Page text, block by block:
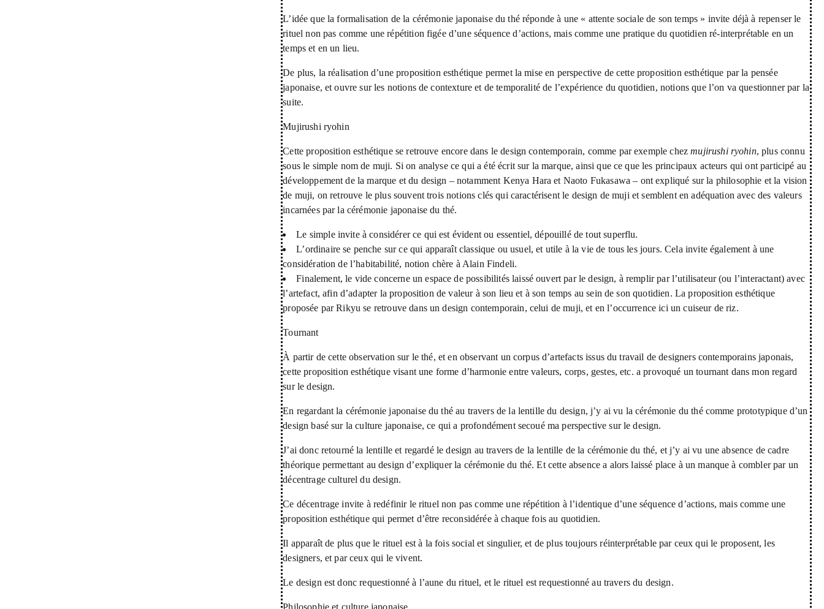
L’idée que la formalisation de la cérémonie japonaise du thé réponde à une « attente sociale de son temps » invite déjà à repenser le
rituel non pas comme une répétition figée d’une séquence d’actions, mais comme une pratique du quotidien ré-interprétable en un
temps et en un lieu.
De plus, la réalisation d’une proposition esthétique permet la mise en perspective de cette proposition esthétique par la pensée
japonaise, et ouvre sur les notions de contexture et de temporalité de l’expérience du quotidien, notions que l’on va questionner par la
suite.
Mujirushi ryohin
Cette proposition esthétique se retrouve encore dans le design contemporain, comme par exemple chezmujirushi ryohin, plus connu
sous le simple nom de muji. Si on analyse ce qui a été écrit sur la marque, ainsi que ce que les principaux acteurs qui ont participé au
développement de la marque et du design – notamment Kenya Hara et Naoto Fukasawa – ont expliqué sur la philosophie et la vision
de muji, on retrouve le plus souvent trois notions clés qui caractérisent le design de muji et semblent en adéquation avec des valeurs
incarnées par la cérémonie japonaise du thé.
Le simple invite à considérer ce qui est évident ou essentiel, dépouillé de tout superflu.
L’ordinaire se penche sur ce qui apparaît classique ou usuel, et utile à la vie de tous les jours. Cela invite également à une
considération de l’habitabilité, notion chère à Alain Findeli.
Finalement, le vide concerne un espace de possibilités laissé ouvert par le design, à remplir par l’utilisateur (ou l’interactant) avec
l’artefact, afin d’adapter la proposition de valeur à son lieu et à son temps au sein de son quotidien. La proposition esthétique
proposée par Rikyu se retrouve dans un design contemporain, celui de muji, et en l’occurrence ici un cuiseur de riz.
Tournant
À partir de cette observation sur le thé, et en observant un corpus d’artefacts issus du travail de designers contemporains japonais,
cette proposition esthétique visant une forme d’harmonie entre valeurs, corps, gestes, etc. a provoqué un tournant dans mon regard
sur le design.
En regardant la cérémonie japonaise du thé au travers de la lentille du design, j’y ai vu la cérémonie du thé comme prototypique d’un
design basé sur la culture japonaise, ce qui a profondément secoué ma perspective sur le design.
J’ai donc retourné la lentille et regardé le design au travers de la lentille de la cérémonie du thé, et j’y ai vu une absence de cadre
théorique permettant au design d’expliquer la cérémonie du thé. Et cette absence a alors laissé place à un manque à combler par un
décentrage culturel du design.
Ce décentrage invite à redéfinir le rituel non pas comme une répétition à l’identique d’une séquence d’actions, mais comme une
proposition esthétique qui permet d’être reconsidérée à chaque fois au quotidien.
Il apparaît de plus que le rituel est à la fois social et singulier, et de plus toujours réinterprétable par ceux qui le proposent, les
designers, et par ceux qui le vivent.
Le design est donc requestionné à l’aune du rituel, et le rituel est requestionné au travers du design.
Philosophie et culture japonaise